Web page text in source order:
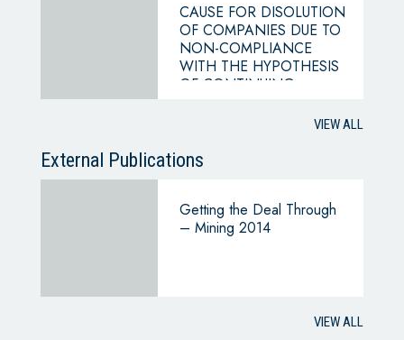
CAUSE FOR DISOLUTION
OF COMPANIES DUE TO
NON-COMPLIANCE
WITH THE HYPOTHESIS
OF CONTINUING
VIEW ALL
External Publications
Getting the Deal Through
– Mining 2014
VIEW ALL